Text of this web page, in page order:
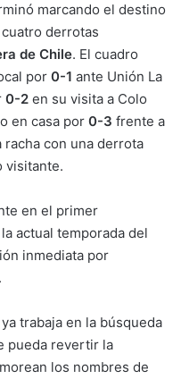
marcando el destino
derrotas
de Chile. El cuadro
por 0-1 ante Unión La
0-2 en su visita a Colo
en casa por 0-3 frente a
racha con una derrota
visitante.
en el primer
actual temporada del
inmediata por
trabaja en la búsqueda
pueda revertir la
los nombres de